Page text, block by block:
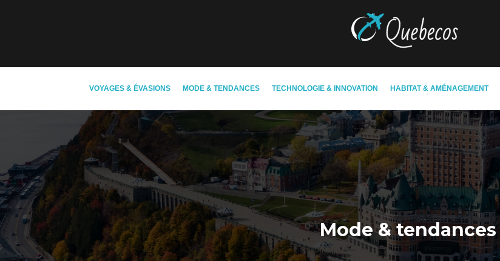
VOYAGES & ÉVASIONS MODE & TENDANCES TECHNOLOGIE & INNOVATION HABITAT & AMÉNAGEMENT
Mode & tendances